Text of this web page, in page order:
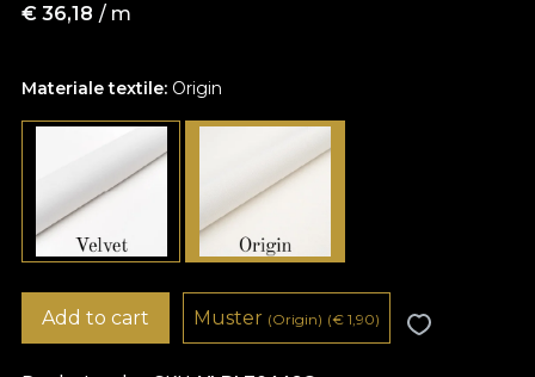
Materiale textile: Origin
€ 36,18 / m
Add to cart Muster (Origin) (€ 1,90)